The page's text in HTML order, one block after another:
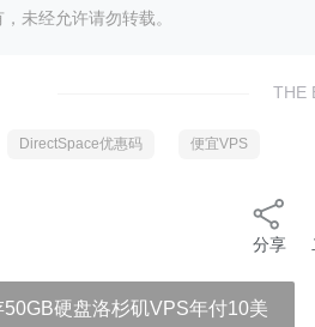
未经允许请勿转载。
THE
DirectSpace优惠码 便宜VPS
分享
硬盘洛杉矶VPS年付10美